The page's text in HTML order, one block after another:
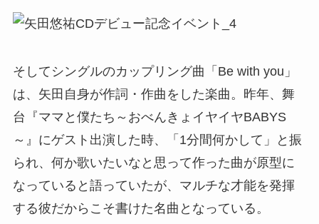
そしてシングルのカップリング曲「Be with you」
は、矢田自身が作詞・作曲をした楽曲。昨年、舞
台『ママと僕たち～おべんきょイヤイヤBABYS
～』にゲスト出演した時、「1分間何かして」と振
られ、何か歌いたいなと思って作った曲が原型に
なっていると語っていたが、マルチな才能を発揮
する彼だからこそ書けた名曲となっている。